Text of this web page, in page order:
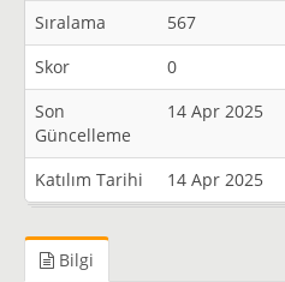
Sıralama
567
Skor
0
Son
Güncelleme
14 Apr 2025
Katılım Tarihi 14 Apr 2025
Bilgi